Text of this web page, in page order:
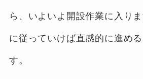
ら、いよいよ開設作業に入り
に従っていけば直感的に進め
す。